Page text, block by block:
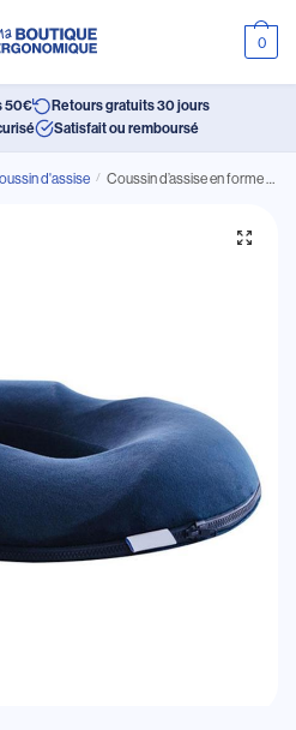
0
50€
Retours gratuits 30 jours
Satisfait ou remboursé
d'assise / Coussin d’assise en forme de Donut Homme et Femme